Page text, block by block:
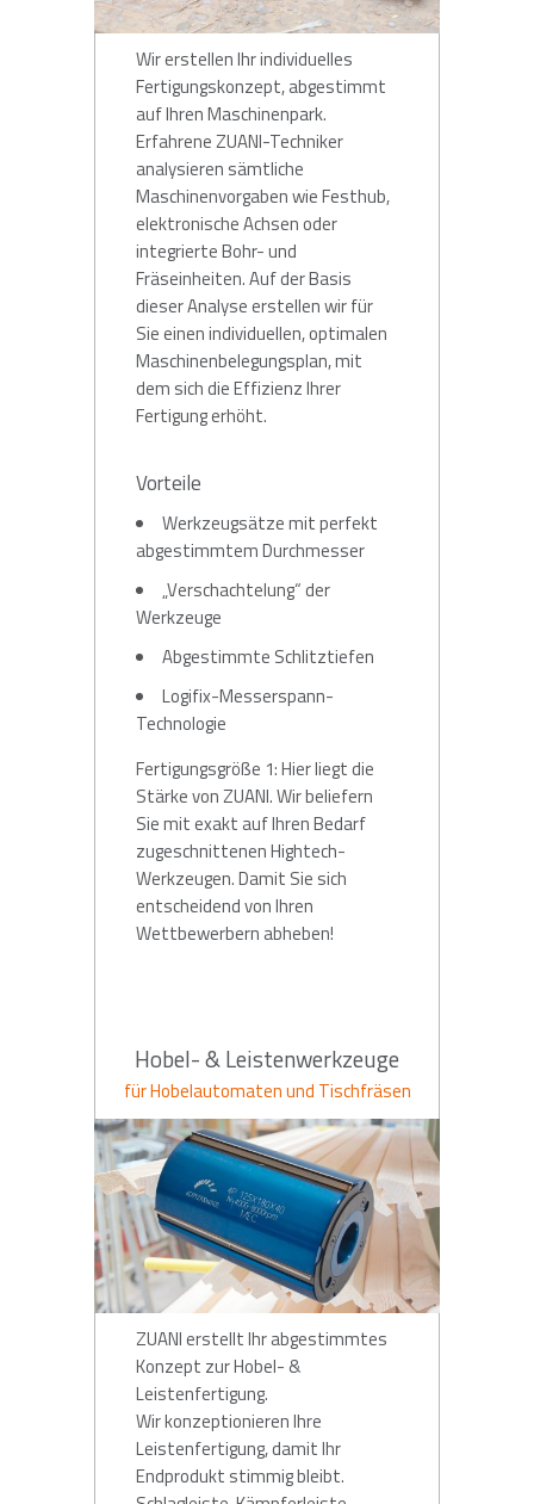
Wir erstellen Ihr individuelles
Fertigungskonzept, abgestimmt
auf Ihren Maschinenpark.
Erfahrene ZUANI-Techniker
analysieren sämtliche
Maschinenvorgaben wie Festhub,
elektronische Achsen oder
integrierte Bohr- und
Fräseinheiten. Auf der Basis
dieser Analyse erstellen wir für
Sie einen individuellen, optimalen
Maschinenbelegungsplan, mit
dem sich die Effizienz Ihrer
Fertigung erhöht.
Vorteile
Werkzeugsätze mit perfekt
abgestimmtem Durchmesser
„Verschachtelung“ der
Werkzeuge
Abgestimmte Schlitztiefen
Logifix-Messerspann-
Technologie
Fertigungsgröße 1: Hier liegt die
Stärke von ZUANI. Wir beliefern
Sie mit exakt auf Ihren Bedarf
zugeschnittenen Hightech-
Werkzeugen. Damit Sie sich
entscheidend von Ihren
Wettbewerbern abheben!
Hobel- & Leistenwerkzeuge
für Hobelautomaten und Tischfräsen
ZUANI erstellt Ihr abgestimmtes
Konzept zur Hobel- &
Leistenfertigung.
Wir konzeptionieren Ihre
Leistenfertigung, damit Ihr
Endprodukt stimmig bleibt.